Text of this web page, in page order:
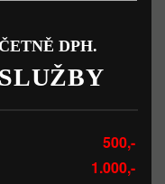
DPH.
500,-
1.000,-